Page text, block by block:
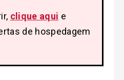
clique aqui e
de hospedagem